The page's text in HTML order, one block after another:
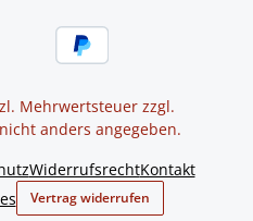
Mehrwertsteuer zzgl.
anders angegeben.
WiderrufsrechtKontakt
Vertrag widerrufen